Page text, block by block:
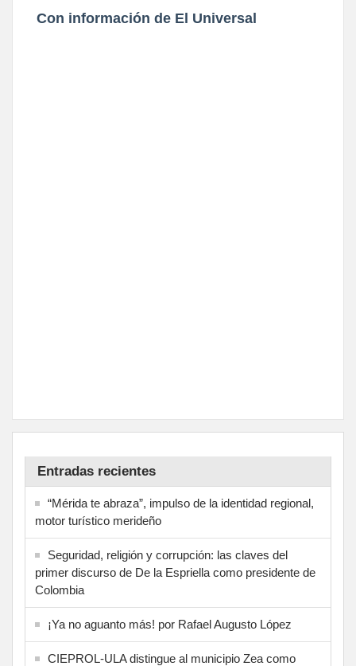
Con información de El Universal
Entradas recientes
“Mérida te abraza”, impulso de la identidad regional,
motor turístico merideño
Seguridad, religión y corrupción: las claves del
primer discurso de De la Espriella como presidente de
Colombia
¡Ya no aguanto más! por Rafael Augusto López
CIEPROL-ULA distingue al municipio Zea como